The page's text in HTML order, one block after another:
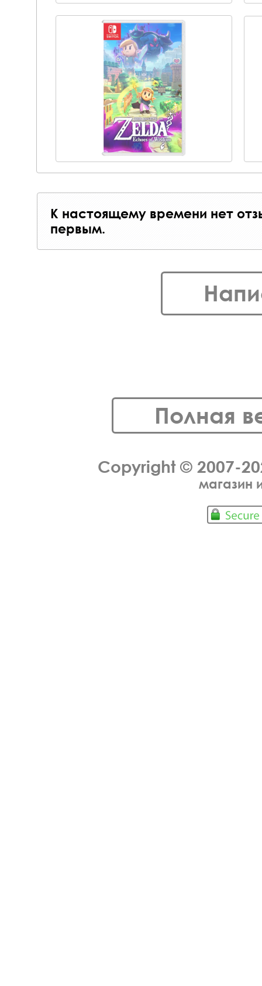
К настоящему времени нет
первым.
Полная
Copyright © 2007-
магазин